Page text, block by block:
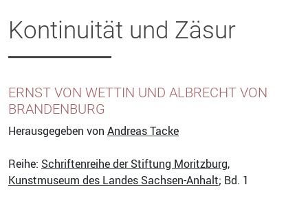
Kontinuität und Zäsur
ERNST VON WETTIN UND ALBRECHT VON
BRANDENBURG
Herausgegeben von Andreas Tacke
Reihe: Schriftenreihe der Stiftung Moritzburg,
Kunstmuseum des Landes Sachsen-Anhalt; Bd. 1